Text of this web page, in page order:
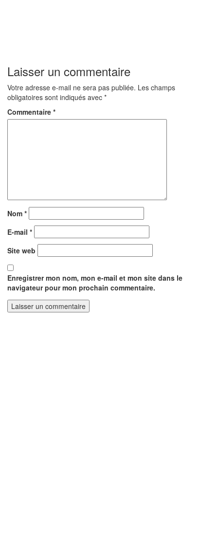
Laisser un commentaire
Votre adresse e-mail ne sera pas publiée. Les champs
obligatoires sont indiqués avec *
Commentaire *
Nom *
E-mail *
Site web
Enregistrer mon nom, mon e-mail et mon site dans le
navigateur pour mon prochain commentaire.